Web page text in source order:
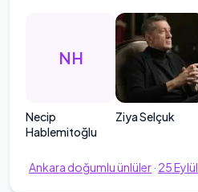
NH
Necip
Hablemitoğlu
Ziya Selçuk
Ankara doğumlu ünlüler· 25Eylül